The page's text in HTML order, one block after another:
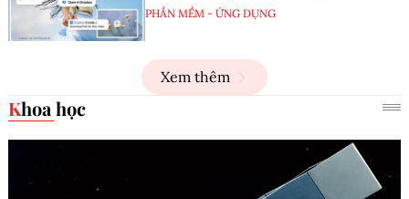
PHẦN MỀM - ỨNG DỤNG
Xem thêm
Khoa học